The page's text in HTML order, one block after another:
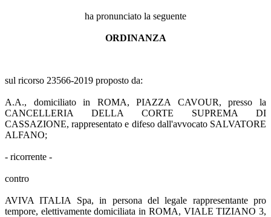
ha pronunciato la seguente
ORDINANZA
sul ricorso 23566-2019 proposto da:
A.A., domiciliato in ROMA, PIAZZA CAVOUR, presso la
CANCELLERIA DELLA CORTE SUPREMA DI
CASSAZIONE, rappresentato e difeso dall'avvocato SALVATORE
ALFANO;
- ricorrente -
contro
AVIVA ITALIA Spa, in persona del legale rappresentante pro
tempore, elettivamente domiciliata in ROMA, VIALE TIZIANO 3,